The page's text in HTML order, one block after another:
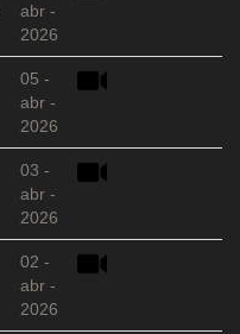
abr -
2026
05 -
abr -
2026
03 -
abr -
2026
02 -
abr -
2026